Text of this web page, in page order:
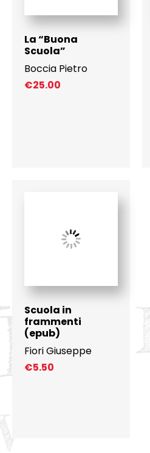
La “Buona
Scuola”
Boccia Pietro
€25.00
Scuola in
frammenti
(epub)
Fiori Giuseppe
€5.50